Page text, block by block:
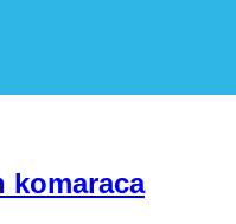
komaraca